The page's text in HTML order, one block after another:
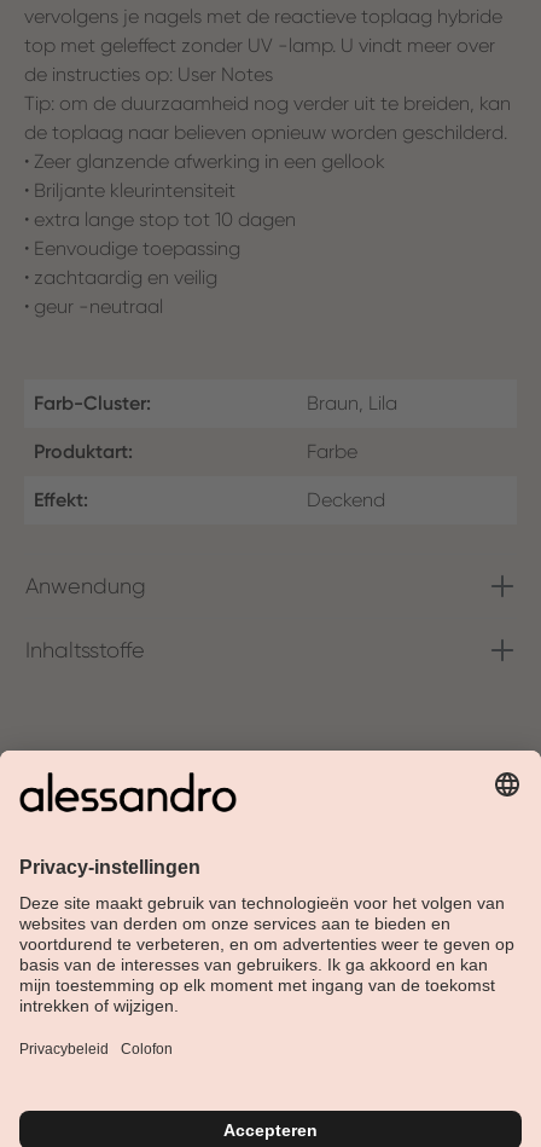
vervolgens je nagels met de reactieve toplaag hybride
top met geleffect zonder UV -lamp. U vindt meer over
de instructies op: User Notes
Tip: om de duurzaamheid nog verder uit te breiden, kan
de toplaag naar believen opnieuw worden geschilderd.
• Zeer glanzende afwerking in een gellook
• Briljante kleurintensiteit
• extra lange stop tot 10 dagen
• Eenvoudige toepassing
• zachtaardig en veilig
• geur -neutraal
Farb-Cluster: Braun, Lila
Produktart: Farbe
Effekt: Deckend
Anwendung
Inhaltsstoffe
Over Alessandro
Shop